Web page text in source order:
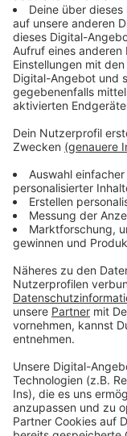
Verpass'
ANTENNE
Lifestyle
Du